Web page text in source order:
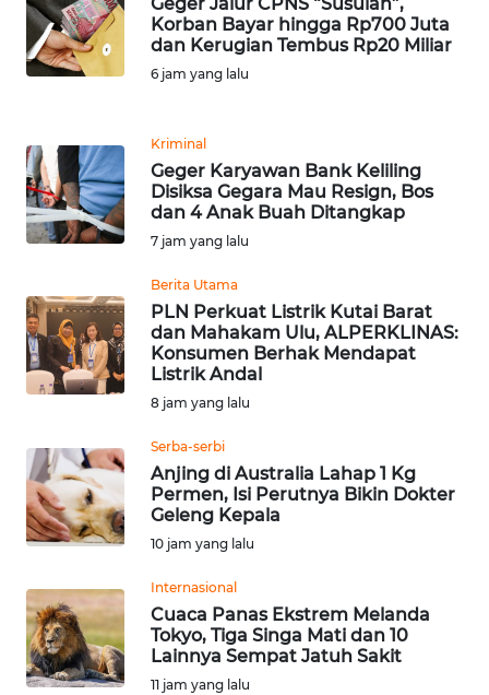
Korban Bayar hingga Rp700 Juta
dan Kerugian Tembus Rp20 Miliar
6 jam yang lalu
Kriminal
Geger Karyawan Bank Keliling
Disiksa Gegara Mau Resign, Bos
dan 4 Anak Buah Ditangkap
7 jam yang lalu
Berita Utama
PLN Perkuat Listrik Kutai Barat
dan Mahakam Ulu, ALPERKLINAS:
Konsumen Berhak Mendapat
Listrik Andal
8 jam yang lalu
Serba-serbi
Anjing di Australia Lahap 1 Kg
Permen, Isi Perutnya Bikin Dokter
Geleng Kepala
10 jam yang lalu
Internasional
Cuaca Panas Ekstrem Melanda
Tokyo, Tiga Singa Mati dan 10
Lainnya Sempat Jatuh Sakit
11 jam yang lalu
WN
BANTEN
NTT
WN
KEPRI
WN
PAPUA
WN
WN
RIAU
SERAMBI
WN
JAMBI